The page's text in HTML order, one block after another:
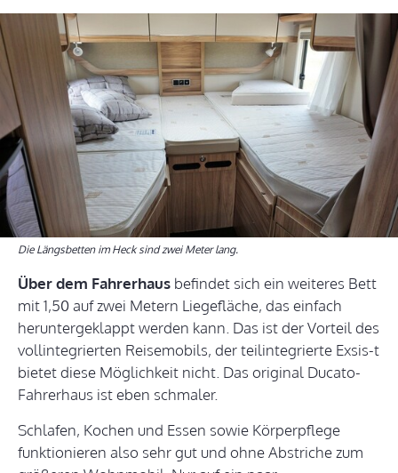
Die Längsbetten im Heck sind zwei Meter lang.
Über dem Fahrerhaus befindet sich ein weiteres Bett
mit 1,50 auf zwei Metern Liegefläche, das einfach
heruntergeklappt werden kann. Das ist der Vorteil des
vollintegrierten Reisemobils, der teilintegrierte Exsis-t
bietet diese Möglichkeit nicht. Das original Ducato-
Fahrerhaus ist eben schmaler.
Schlafen, Kochen und Essen sowie Körperpflege
funktionieren also sehr gut und ohne Abstriche zum